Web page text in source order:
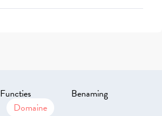
Functies
Benaming
Domaine